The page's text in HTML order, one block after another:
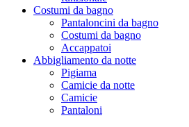
Costumi da bagno
Pantaloncini da bagno
Costumi da bagno
Accappatoi
Abbigliamento da notte
Pigiama
Camicie da notte
Camicie
Pantaloni